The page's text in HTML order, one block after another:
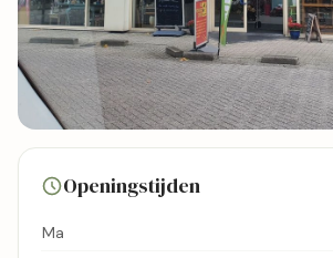
Bekijk kaart
Openingstijden
Ma